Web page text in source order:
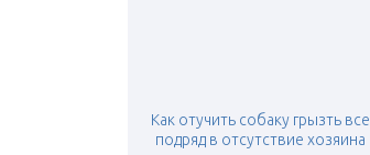
Как отучить собаку грызть все
подряд в отсутствие хозяина